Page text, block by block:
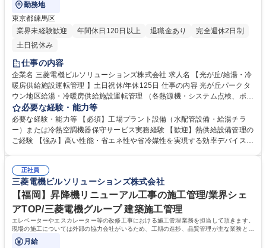
勤務地
東京都練馬区
業界未経験歓迎
年間休日120日以上 退職金あり
完全週休2日制
土日祝休み
仕事の内容
企業名 三菱電機ビルソリューションズ株式会社 求人名 【光が丘/給湯・冷
暖房供給施設運転管理 】土日祝休/年休125日 仕事の内容 光が丘パークタ
ウン地区給湯・冷暖房供給施設運転管理 （各熱源機・システム点検、ポン
プ等運転管理に関連する報告書作成等）をお任せします。 ■勤怠管理を営
業所の入退館の時間で行っており、サービス残業はありません（手動入力
の時間と入退館の時間に差異が生じるとアラート） ■働き方：フレックス
制の導入や、ノー残業デー、有給取得奨励(平均休暇取得実績13.2日)によ
休/年休125日
必要な経験・能力等
必要な経験・能力等 【必須】工場プラント設備（水配管設備・給湯チラ
ー）または冷熱空調機器保守サービス実務経験 【歓迎】熱供給設備管理の
ご経験 【強み】高い性能・省エネ性や省冷媒性を実現する効率デバイスと
術を掛け合わせることで、当社ならではの統合ソリューション（ライフサ
イクルソリューション）を提供しています。 学歴・資格 学歴：大学院 大
学 高専 短大 専修学校 高校 語学力： 資格：
正社員
三菱電機ビルソリューションズ株式会社
【福岡】昇降機リニューアル工事の施工管理/業界シェ
アTOP/三菱電機グループ 建築施工管理
エレベーターやエスカレーター等の改修工事における施工管理業務を担当して頂きます。
現場の施工については外部の協力会社がいるため、工期の進捗、品質管理が主な業務とな
ります。
月給